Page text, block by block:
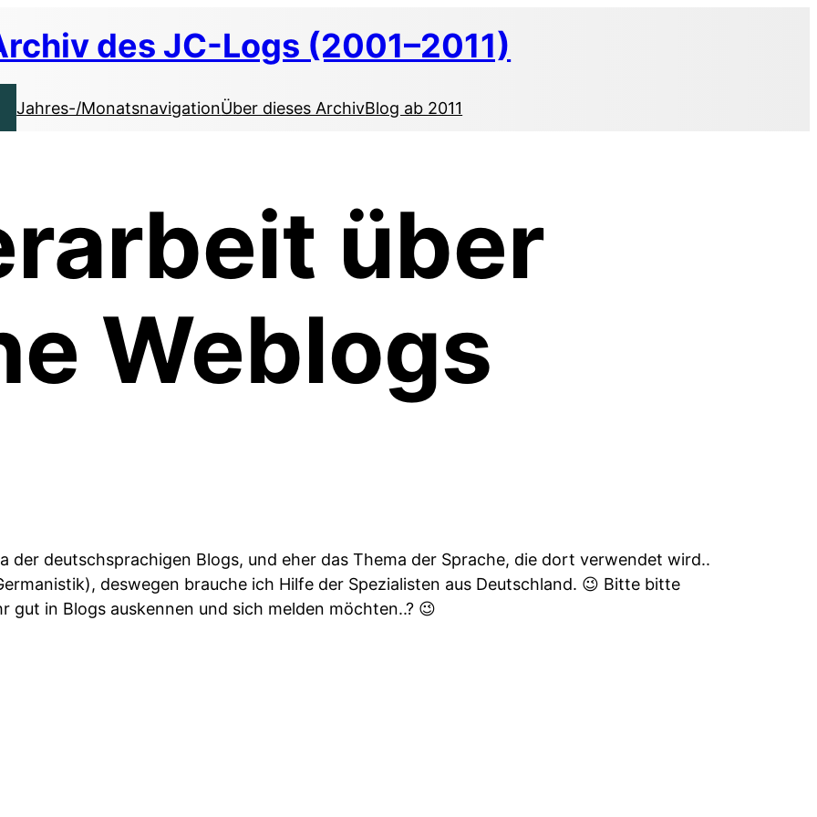
des JC-Logs (2001–2011)
Jahres-/MonatsnavigationÜber dieses ArchivBlog ab 2011
über
Weblogs
der deutschsprachigen Blogs, und eher das Thema der Sprache, die dort verwendet wird..
deswegen brauche ich Hilfe der Spezialisten aus Deutschland. 😉 Bitte bitte
gut in Blogs auskennen und sich melden möchten..? 😉